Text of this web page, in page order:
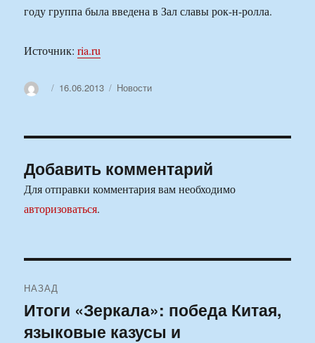
году группа была введена в Зал славы рок-н-ролла.
Источник:ria.ru
АвторОпубликовано
16.06.2013 Рубрики
Новости
Добавить комментарий
Для отправки комментария вам необходимо
авторизоваться.
по
записям
НАЗАД
Предыдущая
запись:
Итоги «Зеркала»: победа Китая,
языковые казусы и